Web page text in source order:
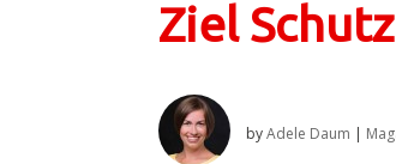
Ziel
byAdele Daum |